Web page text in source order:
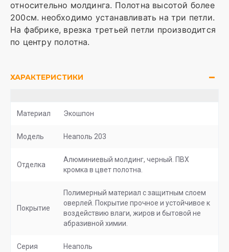
относительно молдинга. Полотна высотой более
200см. необходимо устанавливать на три петли.
На фабрике, врезка третьей петли производится
по центру полотна.
ХАРАКТЕРИСТИКИ
Материал Экошпон
Модель Неаполь 203
Отделка
Алюминиевый молдинг, черный. ПВХ
кромка в цвет полотна.
Покрытие
Полимерный материал с защитным слоем
оверлей. Покрытие прочное и устойчивое к
воздействию влаги, жиров и бытовой не
абразивной химии.
Серия Неаполь